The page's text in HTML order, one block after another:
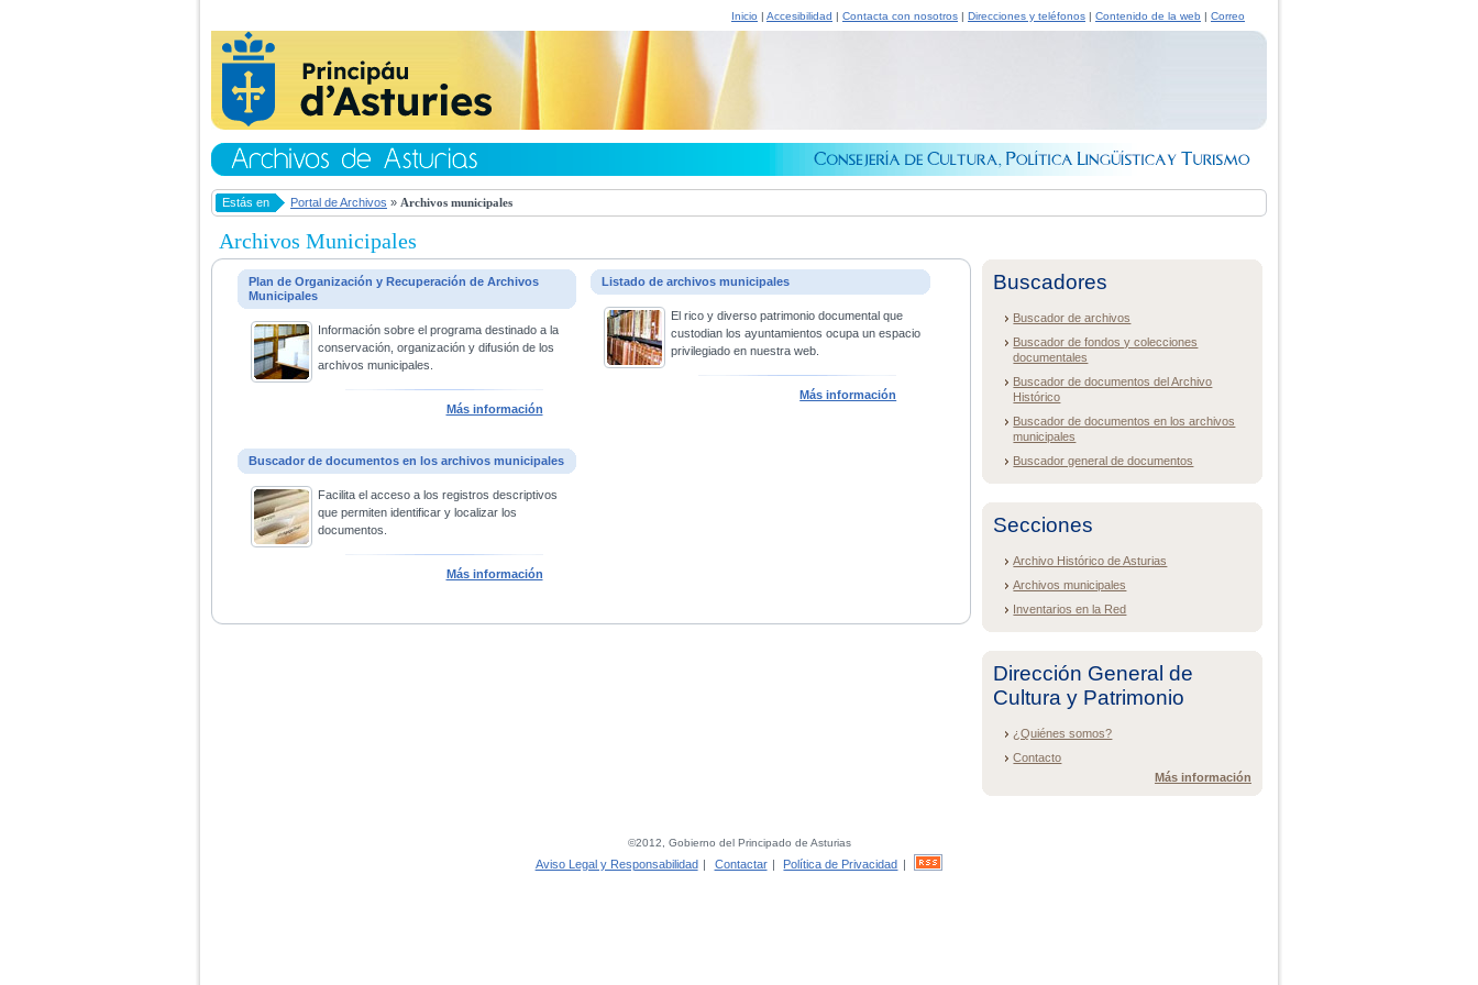
Inicio | Accesibilidad | Contacta con nosotros | Direcciones y teléfonos | Contenido de la web | Correo
Estás en Portal de Archivos » Archivos municipales
Archivos Municipales
Plan de Organización y Recuperación de Archivos
Municipales
Información sobre el programa destinado a la
conservación, organización y difusión de los
archivos municipales.
Más información
Listado de archivos municipales
El rico y diverso patrimonio documental que
custodian los ayuntamientos ocupa un espacio
privilegiado en nuestra web.
Más información
Buscador de documentos en los archivos municipales
Facilita el acceso a los registros descriptivos
que permiten identificar y localizar los
documentos.
Más información
Buscadores
Buscador de archivos
Buscador de fondos y colecciones
documentales
Buscador de documentos del Archivo
Histórico
Buscador de documentos en los archivos
municipales
Buscador general de documentos
Secciones
Archivo Histórico de Asturias
Archivos municipales
Inventarios en la Red
Dirección General de
Cultura y Patrimonio
¿Quiénes somos?
Contacto
Más información
©2012, Gobierno del Principado de Asturias
Aviso Legal y Responsabilidad | Contactar | Política de Privacidad |